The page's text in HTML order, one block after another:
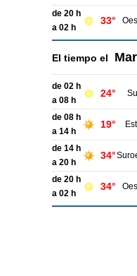
de 20 h
a 02 h
33°
El tiempo el
de 02 h
a 08 h
24°
de 08 h
a 14 h
19°
de 14 h
a 20 h
34°
de 20 h
a 02 h
34°